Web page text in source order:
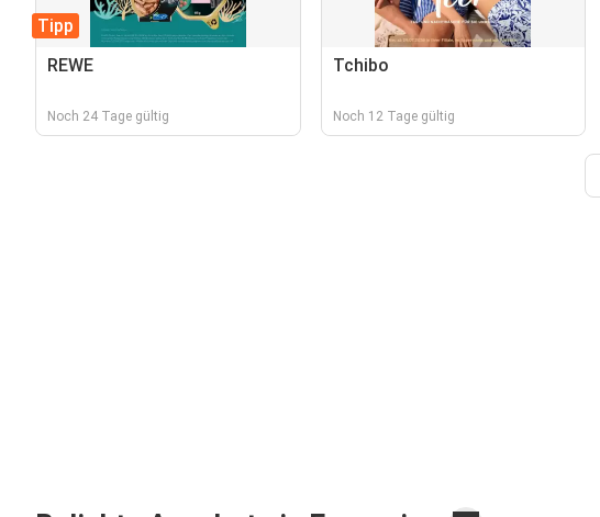
Tipp
REWE
Noch 24 Tage gültig
Tchibo
Noch 12 Tage gültig